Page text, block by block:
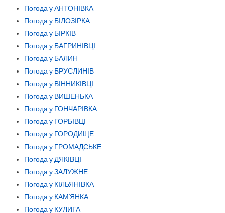
Погода у АНТОНІВКА
Погода у БІЛОЗІРКА
Погода у БІРКІВ
Погода у БАГРИНІВЦІ
Погода у БАЛИН
Погода у БРУСЛИНІВ
Погода у ВІННИКІВЦІ
Погода у ВИШЕНЬКА
Погода у ГОНЧАРІВКА
Погода у ГОРБІВЦІ
Погода у ГОРОДИЩЕ
Погода у ГРОМАДСЬКЕ
Погода у ДЯКІВЦІ
Погода у ЗАЛУЖНЕ
Погода у КІЛЬЯНІВКА
Погода у КАМ'ЯНКА
Погода у КУЛИГА